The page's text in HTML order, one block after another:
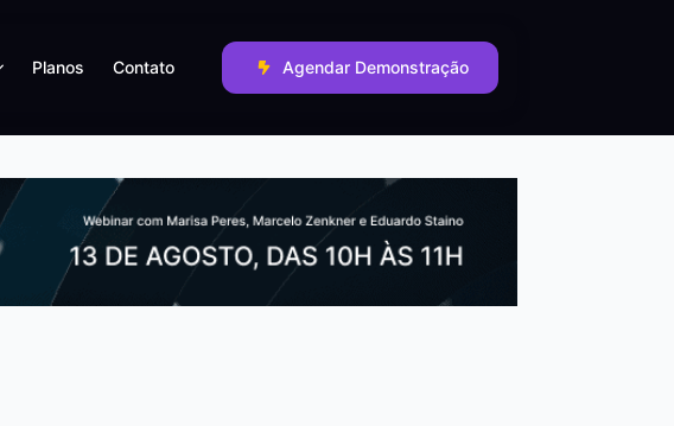
Planos Contato Agendar Demonstração